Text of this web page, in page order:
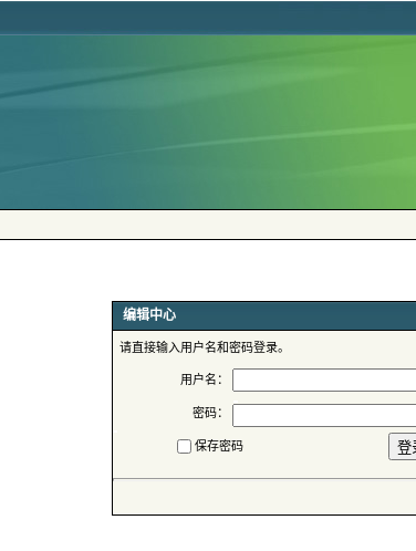
请直接输入用户名和密码登录。
用户名：
密码：
保存密码